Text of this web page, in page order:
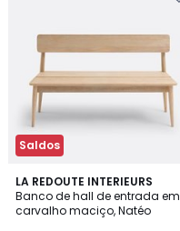
Saldos
LA REDOUTE INTERIEURS
Banco de hall de entrada em
carvalho maciço, Natéo
4,7
/ 5